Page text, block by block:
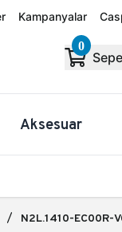
Kampanyalar
0
Aksesuar
N2L.1410-EC00R-